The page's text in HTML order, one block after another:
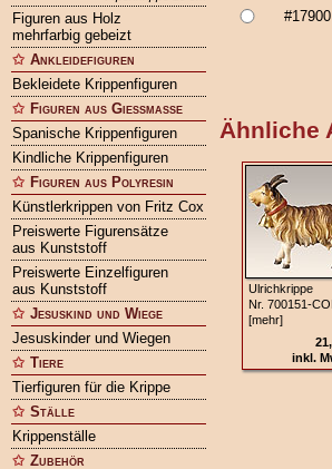
Figuren aus Holz
mehrfarbig gebeizt
Ankleidefiguren
Bekleidete Krippenfiguren
Figuren aus Gießmasse
Spanische Krippenfiguren
Kindliche Krippenfiguren
Figuren aus Polyresin
Künstlerkrippen von Fritz Cox
Preiswerte Figurensätze
aus Kunststoff
Preiswerte Einzelfiguren
aus Kunststoff
Jesuskind und Wiege
Jesuskinder und Wiegen
Tiere
Tierfiguren für die Krippe
Ställe
Krippenställe
Zubehör
#17900
Ähnliche
Ulrichkrippe
Nr.
[mehr]
inkl.